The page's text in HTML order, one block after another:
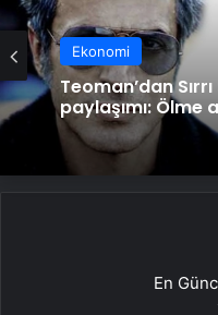
Ekonomi
Teoman’dan
paylaşımı: Ölme
En